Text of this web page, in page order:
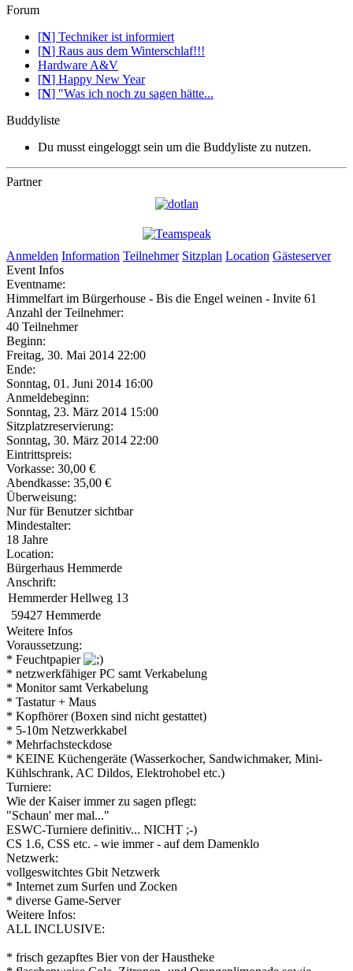
Forum
[N] Techniker ist informiert
[N] Raus aus dem Winterschlaf!!!
Hardware A&V
[N] Happy New Year
[N] "Was ich noch zu sagen hätte...
Buddyliste
Du musst eingeloggt sein um die Buddyliste zu nutzen.
Partner
Anmelden Information Teilnehmer Sitzplan Location Gästeserver
Event Infos
Eventname:
Himmelfart im Bürgerhouse - Bis die Engel weinen - Invite 61
Anzahl der Teilnehmer:
40 Teilnehmer
Beginn:
Freitag, 30. Mai 2014 22:00
Ende:
Sonntag, 01. Juni 2014 16:00
Anmeldebeginn:
Sonntag, 23. März 2014 15:00
Sitzplatzreservierung:
Sonntag, 30. März 2014 22:00
Eintrittspreis:
Vorkasse: 30,00 €
Abendkasse: 35,00 €
Überweisung:
Nur für Benutzer sichtbar
Mindestalter:
18 Jahre
Location:
Bürgerhaus Hemmerde
Anschrift:
Hemmerder Hellweg 13
59427 Hemmerde
Weitere Infos
Voraussetzung:
* Feuchtpapier
* netzwerkfähiger PC samt Verkabelung
* Monitor samt Verkabelung
* Tastatur + Maus
* Kopfhörer (Boxen sind nicht gestattet)
* 5-10m Netzwerkkabel
* Mehrfachsteckdose
* KEINE Küchengeräte (Wasserkocher, Sandwichmaker, Mini-
Kühlschrank, AC Dildos, Elektrohobel etc.)
Turniere:
Wie der Kaiser immer zu sagen pflegt:
"Schaun' mer mal..."
ESWC-Turniere definitiv... NICHT ;-)
CS 1.6, CSS etc. - wie immer - auf dem Damenklo
Netzwerk:
vollgeswitchtes Gbit Netzwerk
* Internet zum Surfen und Zocken
* diverse Game-Server
Weitere Infos:
ALL INCLUSIVE:
* frisch gezapftes Bier von der Haustheke